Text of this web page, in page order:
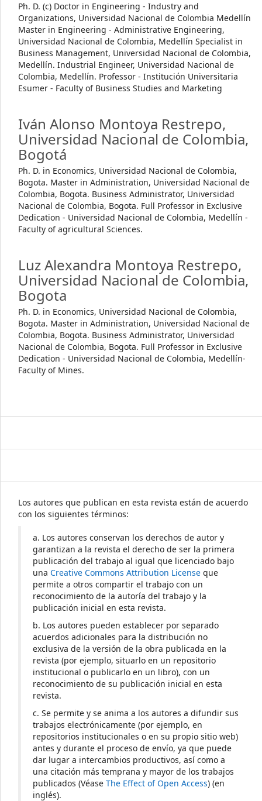
Ph. D. (c) Doctor in Engineering - Industry and
Organizations, Universidad Nacional de Colombia Medellín
Master in Engineering - Administrative Engineering,
Universidad Nacional de Colombia, Medellín Specialist in
Business Management, Universidad Nacional de Colombia,
Medellín. Industrial Engineer, Universidad Nacional de
Colombia, Medellín. Professor - Institución Universitaria
Esumer - Faculty of Business Studies and Marketing
Iván Alonso Montoya Restrepo,
Universidad Nacional de Colombia,
Bogotá
Ph. D. in Economics, Universidad Nacional de Colombia,
Bogota. Master in Administration, Universidad Nacional de
Colombia, Bogota. Business Administrator, Universidad
Nacional de Colombia, Bogota. Full Professor in Exclusive
Dedication - Universidad Nacional de Colombia, Medellín -
Faculty of agricultural Sciences.
Luz Alexandra Montoya Restrepo,
Universidad Nacional de Colombia,
Bogota
Ph. D. in Economics, Universidad Nacional de Colombia,
Bogota. Master in Administration, Universidad Nacional de
Colombia, Bogota. Business Administrator, Universidad
Nacional de Colombia, Bogota. Full Professor in Exclusive
Dedication - Universidad Nacional de Colombia, Medellín-
Faculty of Mines.
Los autores que publican en esta revista están de acuerdo
con los siguientes términos:
a. Los autores conservan los derechos de autor y
garantizan a la revista el derecho de ser la primera
publicación del trabajo al igual que licenciado bajo
una Creative Commons Attribution License que
permite a otros compartir el trabajo con un
reconocimiento de la autoría del trabajo y la
publicación inicial en esta revista.
b. Los autores pueden establecer por separado
acuerdos adicionales para la distribución no
exclusiva de la versión de la obra publicada en la
revista (por ejemplo, situarlo en un repositorio
institucional o publicarlo en un libro), con un
reconocimiento de su publicación inicial en esta
revista.
c. Se permite y se anima a los autores a difundir sus
trabajos electrónicamente (por ejemplo, en
repositorios institucionales o en su propio sitio web)
antes y durante el proceso de envío, ya que puede
dar lugar a intercambios productivos, así como a
una citación más temprana y mayor de los trabajos
publicados (Véase The Effect of Open Access) (en
inglés).